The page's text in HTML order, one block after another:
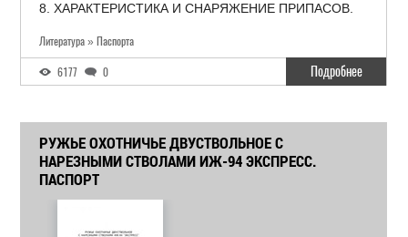
8. ХАРАКТЕРИСТИКА И СНАРЯЖЕНИЕ ПРИПАСОВ.
Литература » Паспорта
6177 0 Подробнее
РУЖЬЕ ОХОТНИЧЬЕ ДВУСТВОЛЬНОЕ С
НАРЕЗНЫМИ СТВОЛАМИ ИЖ-94 ЭКСПРЕСС.
ПАСПОРТ